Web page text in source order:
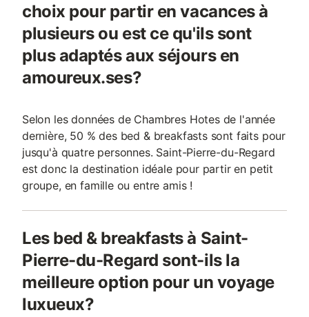
choix pour partir en vacances à
plusieurs ou est ce qu'ils sont
plus adaptés aux séjours en
amoureux.ses?
Selon les données de Chambres Hotes de l'année
dernière, 50 % des bed & breakfasts sont faits pour
jusqu'à quatre personnes. Saint-Pierre-du-Regard
est donc la destination idéale pour partir en petit
groupe, en famille ou entre amis !
Les bed & breakfasts à Saint-
Pierre-du-Regard sont-ils la
meilleure option pour un voyage
luxueux?